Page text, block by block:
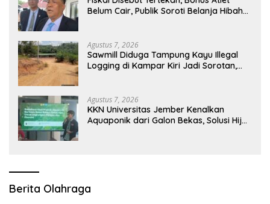
Belum Cair, Publik Soroti Belanja Hibah
Agustus 7, 2026
Sawmill Diduga Tampung Kayu Illegal
Logging di Kampar Kiri Jadi Sorotan,
Agustus 7, 2026
KKN Universitas Jember Kenalkan
Aquaponik dari Galon Bekas, Solusi Hijau
Berita Olahraga